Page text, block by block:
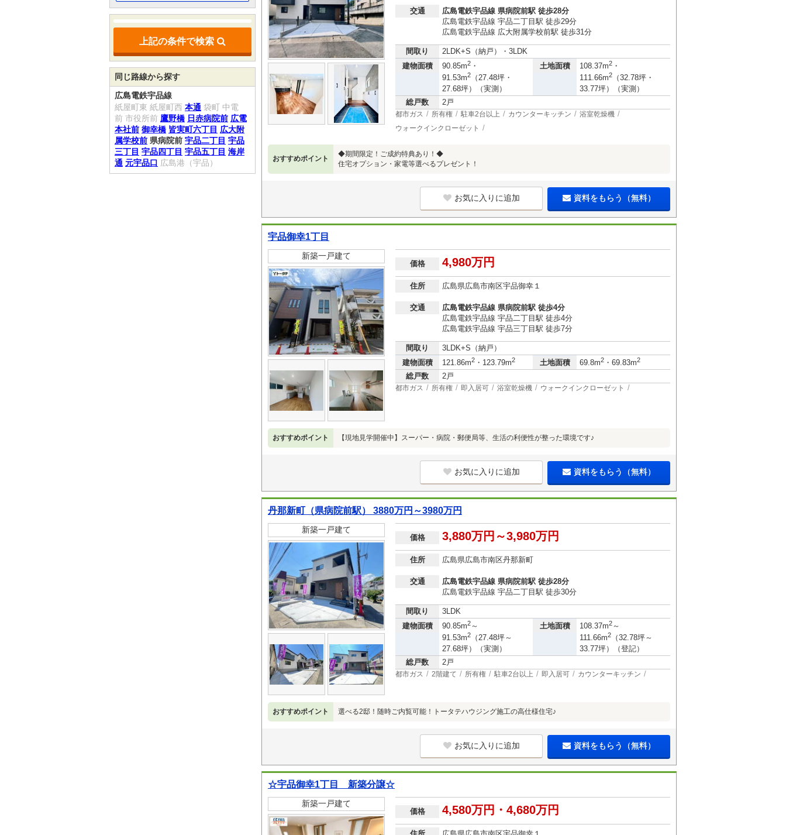
交通
広島電鉄宇品線 県病院前駅 徒歩28分
広島電鉄宇品線 宇品二丁目駅 徒歩29分
広島電鉄宇品線 広大附属学校前駅 徒歩31分
間取り
2LDK+S（納戸）・3LDK
建物面積
90.85m2 ・
91.53m2
（27.48坪・
27.68坪）（実測）
土地面積 108.37m2 ・
111.66m2
（32.78坪・
33.77坪）（実測）
総戸数
2戸
都市ガス 所有権 駐車2台以上 カウンターキッチン
浴室乾燥機
ウォークインクローゼット
おすすめポイント
◆期間限定！ご成約特典あり！◆
住宅オプション・家電等選べるプレゼント！
お気に入りに追加 資料をもらう（無料）
宇品御幸1丁目
新築一戸建て
価格 4,980万円
住所 広島県広島市南区宇品御幸１
交通
広島電鉄宇品線 県病院前駅 徒歩4分
広島電鉄宇品線 宇品二丁目駅 徒歩4分
広島電鉄宇品線 宇品三丁目駅 徒歩7分
間取り
3LDK+S（納戸）
建物面積
121.86m2 ・123.79m2 土地面積 69.8m2 ・69.83m2
総戸数 2戸
都市ガス 所有権 即入居可 浴室乾燥機 ウォークインクローゼット
おすすめポイント 【現地見学開催中】スーパー・病院・郵便局等、生活の利便性が整った環境です♪
お気に入りに追加 資料をもらう（無料）
丹那新町（県病院前駅） 3880万円～3980万円
新築一戸建て
価格 3,880万円～3,980万円
住所 広島県広島市南区丹那新町
交通
広島電鉄宇品線 県病院前駅 徒歩28分
広島電鉄宇品線 宇品二丁目駅 徒歩30分
間取り
3LDK
建物面積
90.85m2～
91.53m2
（27.48坪～
27.68坪）（実測）
土地面積 108.37m2～
111.66m2
（32.78坪～
33.77坪）（登記）
総戸数
2戸
都市ガス 2階建て 所有権 駐車2台以上 即入居可 カウンターキッチン
おすすめポイント 選べる2邸！随時ご内覧可能！トータテハウジング施工の高仕様住宅♪
お気に入りに追加 資料をもらう（無料）
☆宇品御幸1丁目 新築分譲☆
新築一戸建て
価格 4,580万円・4,680万円
上記の条件で検索
同じ路線から探す
広島電鉄宇品線
紙屋町東 紙屋町西 本通 袋町 中電
前 市役所前 鷹野橋 日赤病院前 広電
本社前 御幸橋 皆実町六丁目 広大附
属学校前 県病院前 宇品二丁目 宇品
三丁目 宇品四丁目 宇品五丁目 海岸
通 元宇品口 広島港（宇品）